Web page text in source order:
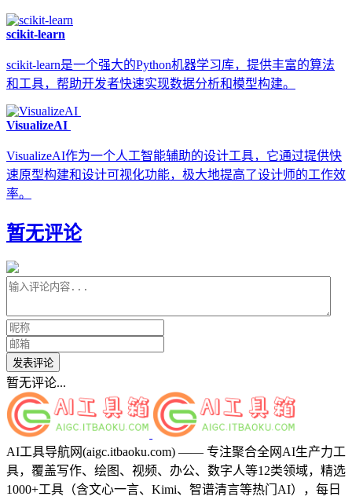
scikit-learn
scikit-learn是一个强大的Python机器学习库，提供丰富的算法
和工具，帮助开发者快速实现数据分析和模型构建。
VisualizeAI
VisualizeAI作为一个人工智能辅助的设计工具，它通过提供快
速原型构建和设计可视化功能，极大地提高了设计师的工作效
率。
暂无评论
发表评论
暂无评论...
AI工具导航网(aigc.itbaoku.com) —— 专注聚合全网AI生产力工
具，覆盖写作、绘图、视频、办公、数字人等12类领域，精选
1000+工具（含文心一言、Kimi、智谱清言等热门AI），每日